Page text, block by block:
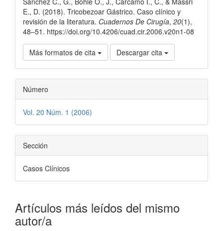
artículo
E., D. (2018). Tricobezoar Gástrico. Caso clínico y
revisión de la literatura. Cuadernos De Cirugía, 20(1),
48–51. https://doi.org/10.4206/cuad.cir.2006.v20n1-08
Más formatos de cita Descargar cita
Número
Vol. 20 Núm. 1 (2006)
Sección
Casos Clínicos
Artículos más leídos del mismo
autor/a